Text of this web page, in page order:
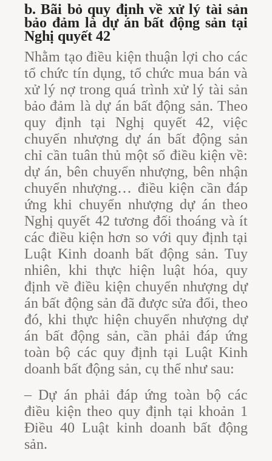
b. Bãi bỏ quy định về xử lý tài sản
bảo đảm là dự án bất động sản tại
Nghị quyết 42
Nhằm tạo điều kiện thuận lợi cho các
tổ chức tín dụng, tổ chức mua bán và
xử lý nợ trong quá trình xử lý tài sản
bảo đảm là dự án bất động sản. Theo
quy định tại Nghị quyết 42, việc
chuyển nhượng dự án bất động sản
chỉ cần tuân thủ một số điều kiện về:
dự án, bên chuyển nhượng, bên nhận
chuyển nhượng… điều kiện cần đáp
ứng khi chuyển nhượng dự án theo
Nghị quyết 42 tương đối thoáng và ít
các điều kiện hơn so với quy định tại
Luật Kinh doanh bất động sản. Tuy
nhiên, khi thực hiện luật hóa, quy
định về điều kiện chuyển nhượng dự
án bất động sản đã được sửa đổi, theo
đó, khi thực hiện chuyển nhượng dự
án bất động sản, cần phải đáp ứng
toàn bộ các quy định tại Luật Kinh
doanh bất động sản, cụ thể như sau:
– Dự án phải đáp ứng toàn bộ các
điều kiện theo quy định tại khoản 1
Điều 40 Luật kinh doanh bất động
sản.